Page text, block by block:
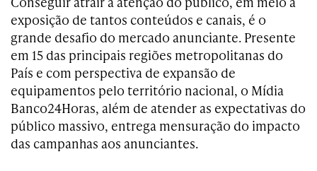
exposição de tantos conteúdos e canais, é o
grande desafio do mercado anunciante. Presente
em 15 das principais regiões metropolitanas do
País e com perspectiva de expansão de
equipamentos pelo território nacional, o Mídia
Banco24Horas, além de atender as expectativas do
público massivo, entrega mensuração do impacto
das campanhas aos anunciantes.